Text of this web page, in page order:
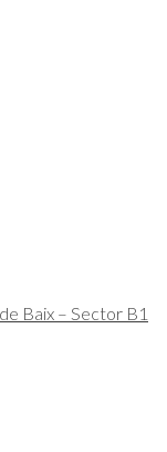
Baix – Sector B1